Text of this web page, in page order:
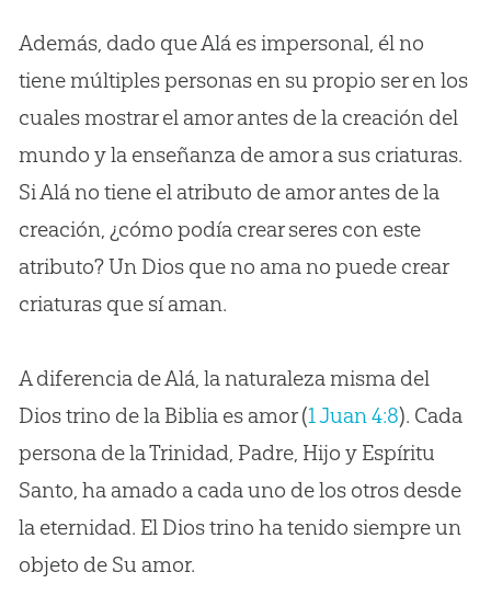
Además, dado que Alá es impersonal, él no
tiene múltiples personas en su propio ser en los
cuales mostrar el amor antes de la creación del
mundo y la enseñanza de amor a sus criaturas.
Si Alá no tiene el atributo de amor antes de la
creación, ¿cómo podía crear seres con este
atributo? Un Dios que no ama no puede crear
criaturas que sí aman.
A diferencia de Alá, la naturaleza misma del
Dios trino de la Biblia es amor (1 Juan 4:8). Cada
persona de la Trinidad, Padre, Hijo y Espíritu
Santo, ha amado a cada uno de los otros desde
la eternidad. El Dios trino ha tenido siempre un
objeto de Su amor.